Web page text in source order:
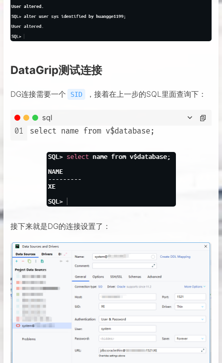
DataGrip测试连接
DG连接需要一个 SID ，接着在上一步的SQL里面查询下：
sql
01
接下来就是DG的连接设置了：